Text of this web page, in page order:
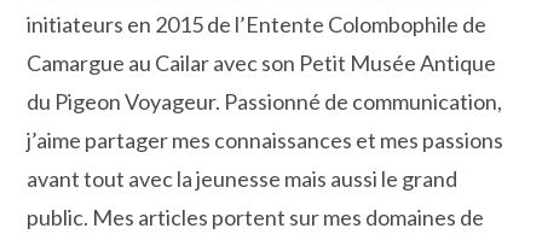
initiateurs en 2015 de l’Entente Colombophile de
Camargue au Cailar avec son Petit Musée Antique
du Pigeon Voyageur. Passionné de communication,
j’aime partager mes connaissances et mes passions
avant tout avec la jeunesse mais aussi le grand
public. Mes articles portent sur mes domaines de